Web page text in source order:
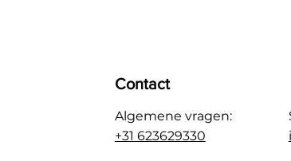
Contact
Algemene vragen:
+31 623629330